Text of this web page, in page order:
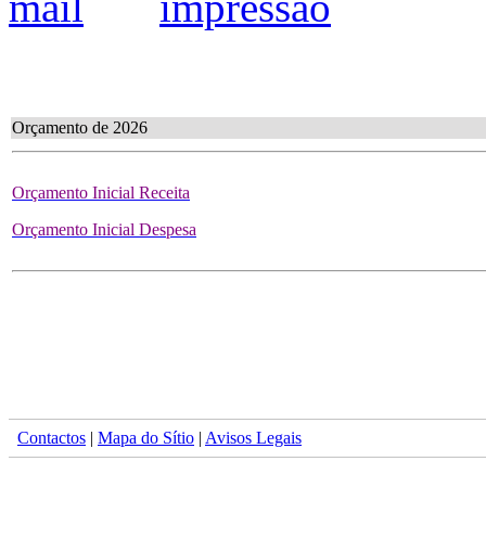
Orçamento de 2026
Orçamento Inicial Receita
Orçamento Inicial Despesa
Contactos | Mapa do Sítio | Avisos Legais